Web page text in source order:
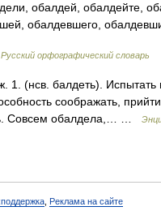
обалдей, обалдейте,
обалдевшего,
Русский орфографический словарь
(нсв. балдеть). Испытать
соображать,
Совсем обалдела,… …
Реклама на сайте